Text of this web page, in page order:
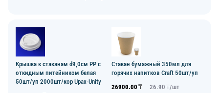
Крышка к стаканам d9,0см PP с
откидным питейником белая
50шт/уп 2000шт/кор Upax-Unity
Стакан бумажный 350мл для
горячих напитков Craft 50шт/уп
26900.00 ₸ 26.90 ₸/шт